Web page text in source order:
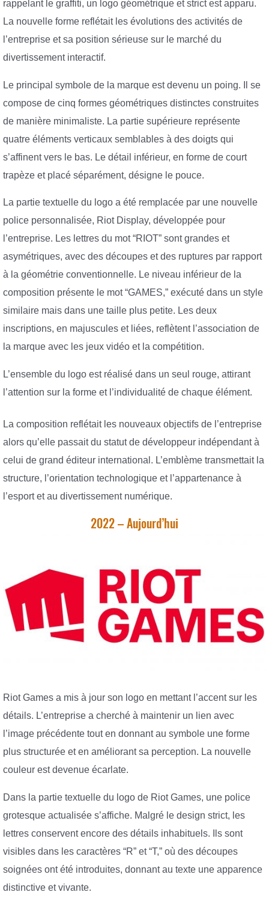
rappelant le graffiti, un logo géométrique et strict est apparu.
La nouvelle forme reflétait les évolutions des activités de
l’entreprise et sa position sérieuse sur le marché du
divertissement interactif.
Le principal symbole de la marque est devenu un poing. Il se
compose de cinq formes géométriques distinctes construites
de manière minimaliste. La partie supérieure représente
quatre éléments verticaux semblables à des doigts qui
s’affinent vers le bas. Le détail inférieur, en forme de court
trapèze et placé séparément, désigne le pouce.
La partie textuelle du logo a été remplacée par une nouvelle
police personnalisée, Riot Display, développée pour
l’entreprise. Les lettres du mot “RIOT” sont grandes et
asymétriques, avec des découpes et des ruptures par rapport
à la géométrie conventionnelle. Le niveau inférieur de la
composition présente le mot “GAMES,” exécuté dans un style
similaire mais dans une taille plus petite. Les deux
inscriptions, en majuscules et liées, reflètent l’association de
la marque avec les jeux vidéo et la compétition.
L’ensemble du logo est réalisé dans un seul rouge, attirant
l’attention sur la forme et l’individualité de chaque élément.
La composition reflétait les nouveaux objectifs de l’entreprise
alors qu’elle passait du statut de développeur indépendant à
celui de grand éditeur international. L’emblème transmettait la
structure, l’orientation technologique et l’appartenance à
l’esport et au divertissement numérique.
2022 – Aujourd’hui
Riot Games a mis à jour son logo en mettant l’accent sur les
détails. L’entreprise a cherché à maintenir un lien avec
l’image précédente tout en donnant au symbole une forme
plus structurée et en améliorant sa perception. La nouvelle
couleur est devenue écarlate.
Dans la partie textuelle du logo de Riot Games, une police
grotesque actualisée s’affiche. Malgré le design strict, les
lettres conservent encore des détails inhabituels. Ils sont
visibles dans les caractères “R” et “T,” où des découpes
soignées ont été introduites, donnant au texte une apparence
distinctive et vivante.